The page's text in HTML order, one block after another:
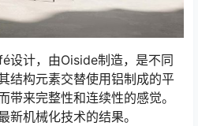
设计，由Oiside制造，是不同
结构元素交替使用铝制成的平
带来完整性和连续性的感觉。
新机械化技术的结果。